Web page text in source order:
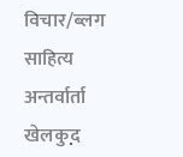
विचार/ब्लग
साहित्य
अन्तर्वार्ता
खेलकुद़़